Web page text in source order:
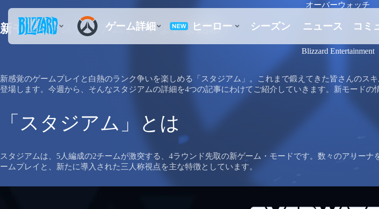
オーバーウォッチ
新モード「スタジアム」 - いよいよ開幕！
Blizzard Entertainment
新感覚のゲームプレイと白熱のランク争いを楽しめる「スタジアム」。これまで鍛えてきた皆さんのス
登場します。今週から、そんなスタジアムの詳細を4つの記事にわけてご紹介していきます。新モード
「スタジアム」とは
スタジアムは、5人編成の2チームが激突する、4ラウンド先取の新ゲーム・モードです。数々のアリー
ームプレイと、新たに導入された三人称視点を主な特徴としています。